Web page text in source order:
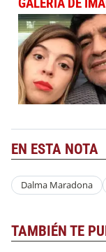
EN ESTA NOTA
Dalma Maradona
TAMBIÉN TE